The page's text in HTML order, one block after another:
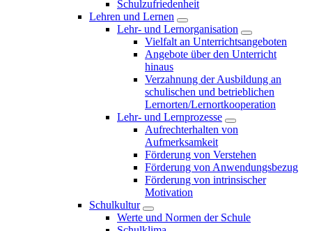
Schulzufriedenheit
Lehren und Lernen
Lehr- und Lernorganisation
Vielfalt an Unterrichtsangeboten
Angebote über den Unterricht
hinaus
Verzahnung der Ausbildung an
schulischen und betrieblichen
Lernorten/Lernortkooperation
Lehr- und Lernprozesse
Aufrechterhalten von
Aufmerksamkeit
Förderung von Verstehen
Förderung von Anwendungsbezug
Förderung von intrinsischer
Motivation
Schulkultur
Werte und Normen der Schule